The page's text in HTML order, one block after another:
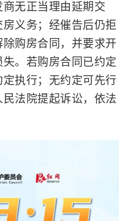
无正当理由延期交
义务；经催告后仍拒
购房合同，并要求开
。若购房合同已约定
执行；无约定可先行
法院提起诉讼，依法